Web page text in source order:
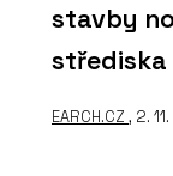
stavby
střediska
EARCH.CZ , 2.